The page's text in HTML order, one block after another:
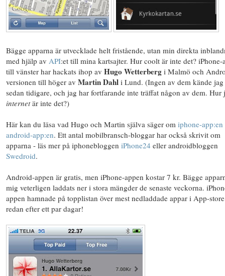
Bägge apparna är utvecklade helt fristående, utan min direkta
med hjälp av API:et till mina kartsajter. Hur coolt är inte det? iPhone-
till vänster har hackats ihop av Hugo Wetterberg i Malmö och
versionen till höger av Martin Dahl i Lund. (Ingen av dem kände jag
sedan tidigare, och jag har fortfarande inte träffat någon av dem. Hur
internetär inte det?)
Här kan du läsa vad Hugo och Martin själva säger om iphone-app:en
android-app:en. Ett antal mobilbransch-bloggar har också skrivit om
apparna - läs mer på iphonebloggen iPhone24 eller androidbloggen
Swedroid.
Android-appen är gratis, men iPhone-appen kostar 7 kr. Bägge
mig veterligen laddats ner i stora mängder de senaste veckorna.
appen hamnade på topplistan över mest nedladdade appar i App-store
redan efter ett par dagar!